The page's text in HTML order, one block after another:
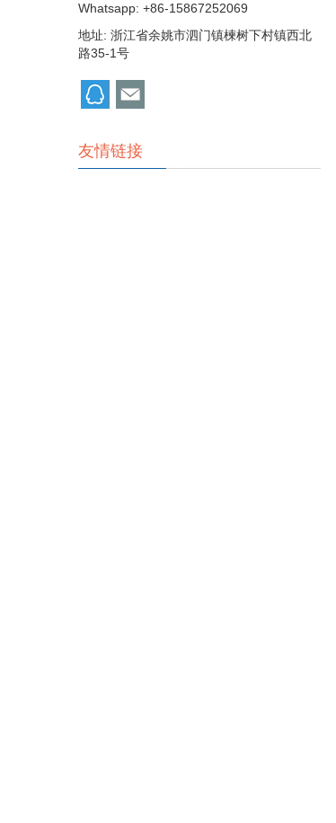
Whatsapp: +86-15867252069
地址: 浙江省余姚市泗门镇楝树下村镇西北
路35-1号
友情链接